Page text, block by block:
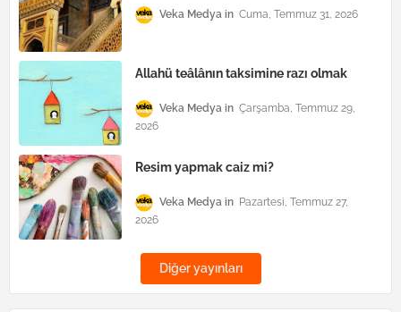
Veka Medya Cuma, Temmuz 31, 2026
Allahü teâlânın taksimine razı olmak
Veka Medya
Çarşamba, Temmuz 29,
2026
Resim yapmak caiz mi?
Veka Medya
Pazartesi, Temmuz 27,
2026
Diğer yayınları